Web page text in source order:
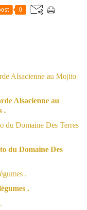
0
Alsacienne au
.
du Domaine Des
.